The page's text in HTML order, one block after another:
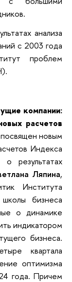
анализа
с 2003 года
проблем
компании:
расчетов
новым
Индекса
результатах
Ляпина,
Института
бизнеса
о динамике
индикатором
бизнеса.
квартала
оптимизма
года. Причем